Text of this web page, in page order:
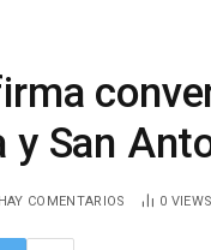
San
COMENTARIOS 0 VIEWS